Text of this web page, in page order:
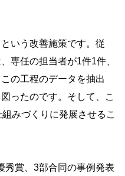
いう改善施策です。従
専任の担当者が1件1件、
の工程のデータを抽出
ったのです。そして、こ
みづくりに発展させるこ
秀賞、3部合同の事例発表